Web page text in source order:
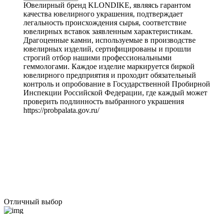
Ювелирный бренд KLONDIKE, являясь гарантом
качества ювелирного украшения, подтверждает
легальность происхождения сырья, соответствие
ювелирных вставок заявленным характеристикам.
Драгоценные камни, используемые в производстве
ювелирных изделий, сертифицированы и прошли
строгий отбор нашими профессиональными
геммологами. Каждое изделие маркируется биркой
ювелирного предприятия и проходит обязательный
контроль и опробование в Государственной Пробирной
Инспекции Российской Федерации, где каждый может
проверить подлинность выбранного украшения
https://probpalata.gov.ru/
Отличный выбор